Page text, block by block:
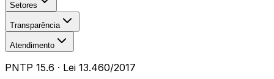
Setores
Transparência
Atendimento
PNTP 15.6 · Lei 13.460/2017